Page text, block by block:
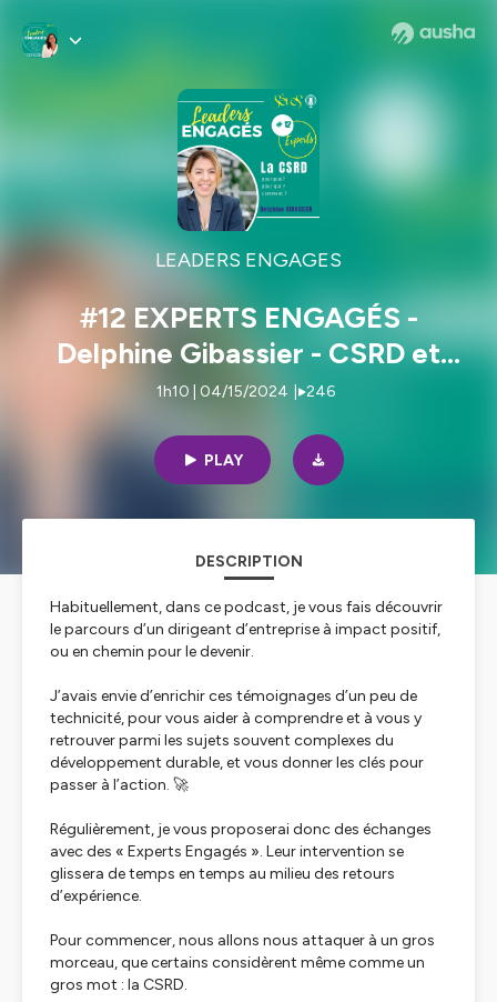
LEADERS ENGAGES
#12 EXPERTS ENGAGÉS -
Delphine Gibassier - CSRD et
comptabilité extra-financière :
quels impacts pour les
entreprises ?
1h10 | 04/15/2024 246
PLAY
DESCRIPTION
Habituellement, dans ce podcast, je vous fais découvrir
le parcours d’un dirigeant d’entreprise à impact positif,
ou en chemin pour le devenir.
J’avais envie d’enrichir ces témoignages d’un peu de
technicité, pour vous aider à comprendre et à vous y
retrouver parmi les sujets souvent complexes du
développement durable, et vous donner les clés pour
passer à l’action. 🚀
Régulièrement, je vous proposerai donc des échanges
avec des « Experts Engagés ». Leur intervention se
glissera de temps en temps au milieu des retours
d’expérience.
Pour commencer, nous allons nous attaquer à un gros
morceau, que certains considèrent même comme un
gros mot : la CSRD.